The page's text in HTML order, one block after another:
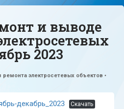
и выводе
2023
электросетевых объектов •
декабрь_2023 Скачать